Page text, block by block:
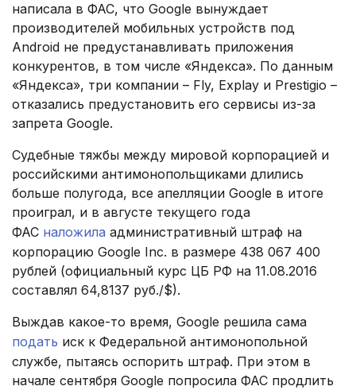
написала в ФАС, что Google вынуждает
производителей мобильных устройств под
Android не предустанавливать приложения
конкурентов, в том числе «Яндекса». По данным
«Яндекса», три компании – Fly, Explay и Prestigio –
отказались предустановить его сервисы из-за
запрета Google.
Судебные тяжбы между мировой корпорацией и
российскими антимонопольщиками длились
больше полугода, все апелляции Google в итоге
проиграл, и в августе текущего года
ФАС наложила административный штраф на
корпорацию Google Inc. в размере 438 067 400
рублей (официальный курс ЦБ РФ на 11.08.2016
составлял 64,8137 руб./$).
Выждав какое-то время, Google решила сама
подать иск к Федеральной антимонопольной
службе, пытаясь оспорить штраф. При этом в
начале сентября Google попросила ФАС продлить